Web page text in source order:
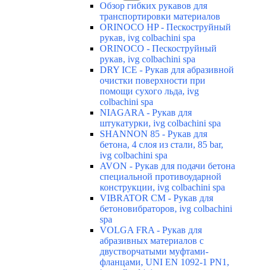
Обзор гибких рукавов для
транспортировки материалов
ORINOCO HP - Пескоструйный
рукав, ivg colbachini spa
ORINOCO - Пескоструйный
рукав, ivg colbachini spa
DRY ICE - Рукав для абразивной
очистки поверхности при
помощи сухого льда, ivg
colbachini spa
NIAGARA - Рукав для
штукатурки, ivg colbachini spa
SHANNON 85 - Рукав для
бетона, 4 слоя из стали, 85 bar,
ivg colbachini spa
AVON - Рукав для подачи бетона
специальной противоударной
конструкции, ivg colbachini spa
VIBRATOR CM - Рукав для
бетоновибраторов, ivg colbachini
spa
VOLGA FRA - Рукав для
абразивных материалов с
двустворчатыми муфтами-
фланцами, UNI EN 1092-1 PN1,